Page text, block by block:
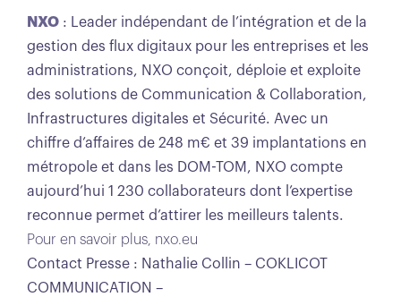
NXO : Leader indépendant de l’intégration et de la
gestion des flux digitaux pour les entreprises et les
administrations, NXO conçoit, déploie et exploite
des solutions de Communication & Collaboration,
Infrastructures digitales et Sécurité. Avec un
chiffre d’affaires de 248 m€ et 39 implantations en
métropole et dans les DOM-TOM, NXO compte
aujourd’hui 1 230 collaborateurs dont l’expertise
reconnue permet d’attirer les meilleurs talents.
Pour en savoir plus, nxo.eu
Contact Presse : Nathalie Collin – COKLICOT
COMMUNICATION –